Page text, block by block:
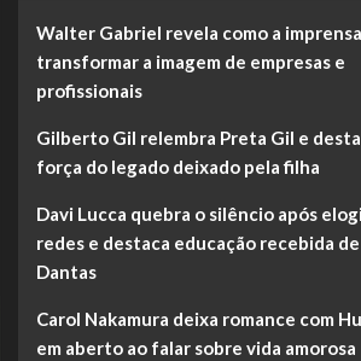
Walter Gabriel revela como a
transformar a imagem de empresas e
profissionais
Gilberto Gil relembra Preta Gil e
força do legado deixado pela filha
Davi Lucca quebra o silêncio após
redes e destaca educação recebida
Dantas
Carol Nakamura deixa romance com
em aberto ao falar sobre vida amorosa